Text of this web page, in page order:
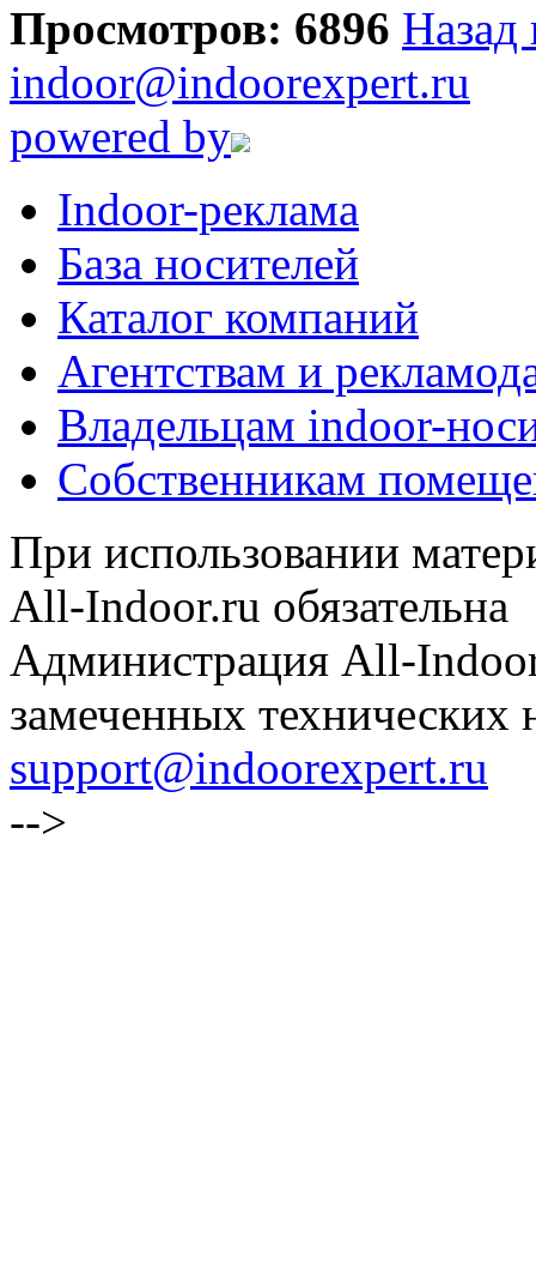
Просмотров: 6896 Назад
indoor@indoorexpert.ru
powered by
Indoor-реклама
База носителей
Каталог компаний
Агентствам и
Владельцам indoor-
Собственникам
При использовании
All-Indoor.ru обязательна
Администрация All-
замеченных технических
support@indoorexpert.ru
-->